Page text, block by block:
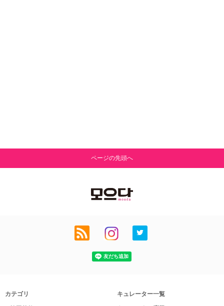
ページの先頭へ
カテゴリ キュレーター一覧